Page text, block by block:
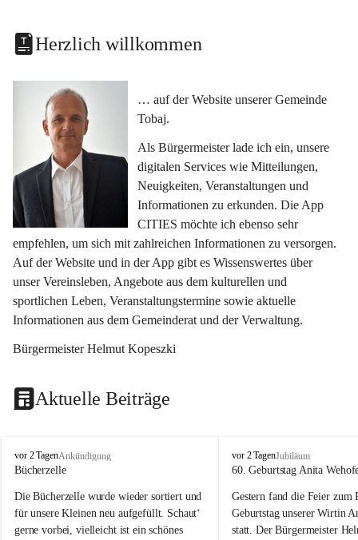
Herzlich willkommen
… auf der Website unserer Gemeinde
Tobaj.
Als Bürgermeister lade ich ein, unsere
digitalen Services wie Mitteilungen,
Neuigkeiten, Veranstaltungen und
Informationen zu erkunden. Die App
CITIES möchte ich ebenso sehr
empfehlen, um sich mit zahlreichen Informationen zu versorgen.
Auf der Website und in der App gibt es Wissenswertes über
unser Vereinsleben, Angebote aus dem kulturellen und
sportlichen Leben, Veranstaltungstermine sowie aktuelle
Informationen aus dem Gemeinderat und der Verwaltung.
Bürgermeister Helmut Kopeszki
Aktuelle Beiträge
T
o
a
j
vor 2 TagenAnkündigung
Bücherzelle
Die Bücherzelle wurde wieder sortiert und
für unsere Kleinen neu aufgefüllt. Schaut‘
gerne vorbei, vielleicht ist ein schönes
T
o
a
j
vor 2 TagenJubiläum
60. Geburtstag Anita
Gestern fand die Feier zum
Geburtstag unserer Wirtin
statt. Der Bürgermeister